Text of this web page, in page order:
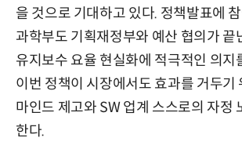
을 것으로 기대하고 있다. 정책발표에
과학부도 기획재정부와 예산 협의가 끝
유지보수 요율 현실화에 적극적인 의지
이번 정책이 시장에서도 효과를 거두기
마인드 제고와 SW 업계 스스로의 자정
한다.